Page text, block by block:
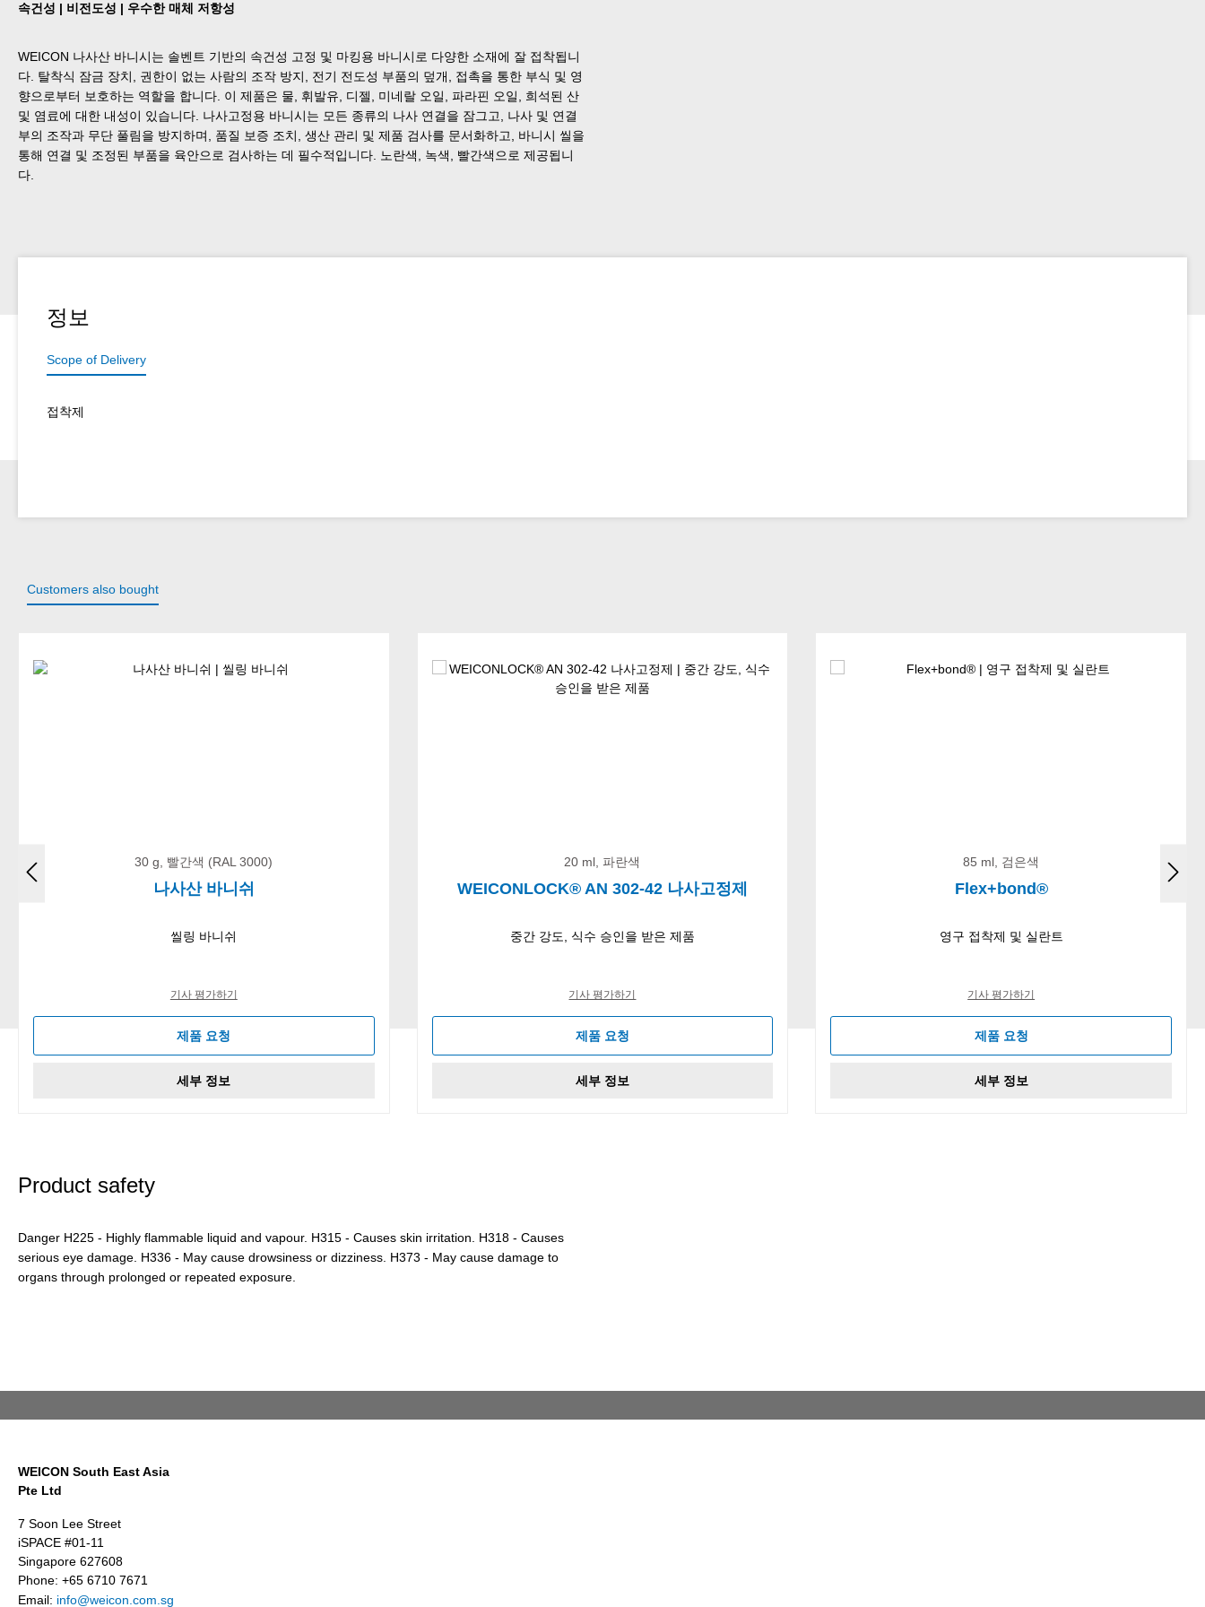
속건성 | 비전도성 | 우수한 매체 저항성
WEICON 나사산 바니시는 솔벤트 기반의 속건성 고정 및 마킹용 바니시로 다양한 소재에 잘 접착됩니
다. 탈착식 잠금 장치, 권한이 없는 사람의 조작 방지, 전기 전도성 부품의 덮개, 접촉을 통한 부식 및 영
향으로부터 보호하는 역할을 합니다. 이 제품은 물, 휘발유, 디젤, 미네랄 오일, 파라핀 오일, 희석된 산
및 염료에 대한 내성이 있습니다. 나사고정용 바니시는 모든 종류의 나사 연결을 잠그고, 나사 및 연결
부의 조작과 무단 풀림을 방지하며, 품질 보증 조치, 생산 관리 및 제품 검사를 문서화하고, 바니시 씰을
통해 연결 및 조정된 부품을 육안으로 검사하는 데 필수적입니다. 노란색, 녹색, 빨간색으로 제공됩니
다.
정보
Scope of Delivery
접착제
Customers also bought
30 g, 빨간색 (RAL 3000)
나사산 바니쉬
씰링 바니쉬
기사 평가하기
제품 요청
세부 정보
20 ml, 파란색
WEICONLOCK® AN 302-42 나사고정제
중간 강도, 식수 승인을 받은 제품
기사 평가하기
제품 요청
세부 정보
85 ml, 검은색
Flex+bond®
영구 접착제 및 실란트
기사 평가하기
제품 요청
세부 정보
Product safety
Danger H225 - Highly flammable liquid and vapour. H315 - Causes skin irritation. H318 - Causes
serious eye damage. H336 - May cause drowsiness or dizziness. H373 - May cause damage to
organs through prolonged or repeated exposure.
WEICON South East Asia
Pte Ltd
7 Soon Lee Street
iSPACE #01-11
Singapore 627608
Phone: +65 6710 7671
Email: info@weicon.com.sg